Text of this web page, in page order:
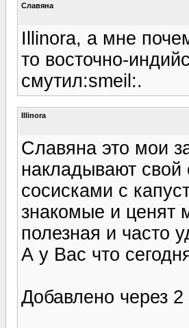
Славяна
Illinora, а мне
то восточно-
смутил:smeil:.
Illinora
Славяна это мои
накладывают свой
сосисками с
знакомые и ценят
полезная и часто
А у Вас что
Добавлено через